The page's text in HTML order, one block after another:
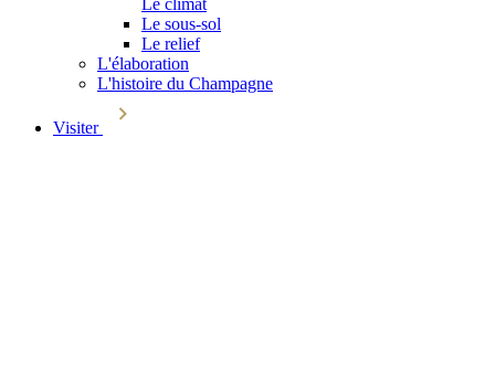
Le climat
Le sous-sol
Le relief
L'élaboration
L'histoire du Champagne
Visiter